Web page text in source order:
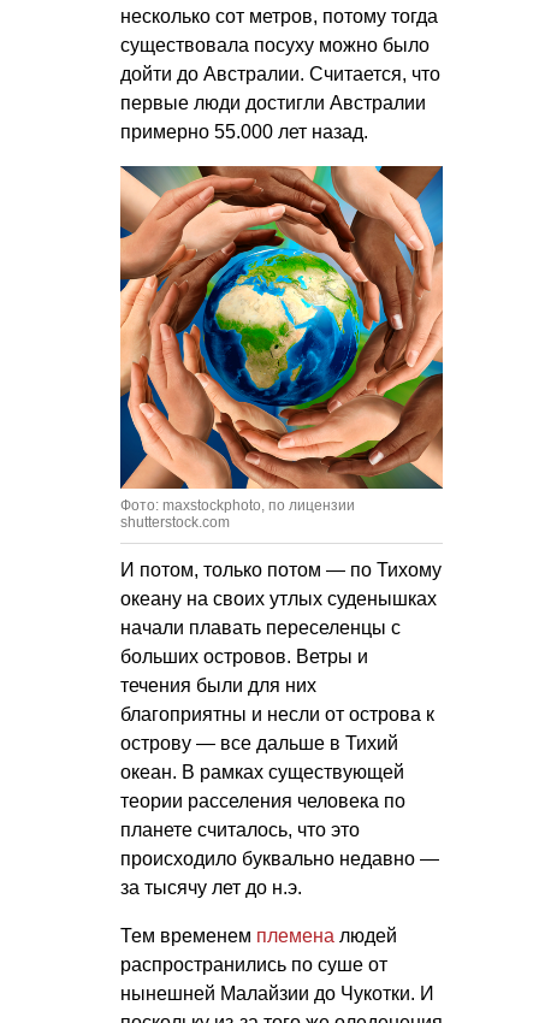
несколько сот метров, потому тогда
существовала посуху можно было
дойти до Австралии. Считается, что
первые люди достигли Австралии
примерно 55.000 лет назад.
Фото: maxstockphoto, по лицензии
shutterstock.com
И потом, только потом — по Тихому
океану на своих утлых суденышках
начали плавать переселенцы с
больших островов. Ветры и
течения были для них
благоприятны и несли от острова к
острову — все дальше в Тихий
океан. В рамках существующей
теории расселения человека по
планете считалось, что это
происходило буквально недавно —
за тысячу лет до н.э.
Тем временем племена людей
распространились по суше от
нынешней Малайзии до Чукотки. И